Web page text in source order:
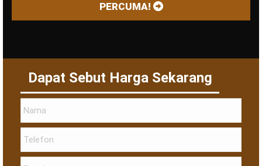
PERCUMA!
Dapat Sebut Harga Sekarang